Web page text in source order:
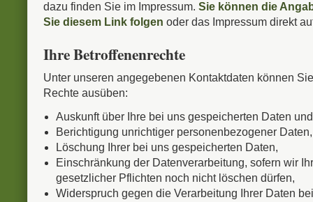
dazu finden Sie im Impressum. Sie können die
Sie diesem Link folgen oder das Impressum direkt
Ihre Betroffenenrechte
Unter unseren angegebenen Kontaktdaten können
Rechte ausüben:
Auskunft über Ihre bei uns gespeicherten Daten
Berichtigung unrichtiger personenbezogener Daten,
Löschung Ihrer bei uns gespeicherten Daten,
Einschränkung der Datenverarbeitung, sofern wir
gesetzlicher Pflichten noch nicht löschen dürfen,
Widerspruch gegen die Verarbeitung Ihrer Daten